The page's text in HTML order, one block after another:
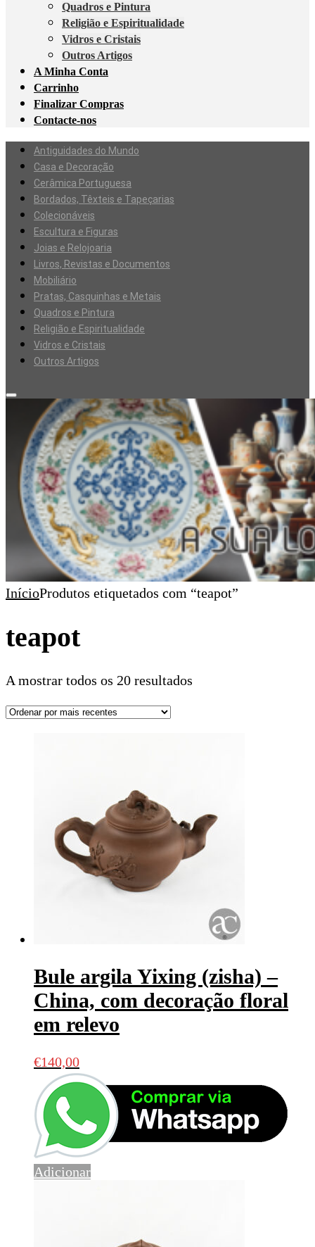
Quadros e Pintura
Religião e Espiritualidade
Vidros e Cristais
Outros Artigos
A Minha Conta
Carrinho
Finalizar Compras
Contacte-nos
Antiguidades do Mundo
Casa e Decoração
Cerâmica Portuguesa
Bordados, Têxteis e Tapeçarias
Colecionáveis
Escultura e Figuras
Joias e Relojoaria
Livros, Revistas e Documentos
Mobiliário
Pratas, Casquinhas e Metais
Quadros e Pintura
Religião e Espiritualidade
Vidros e Cristais
Outros Artigos
InícioProdutos etiquetados com “teapot”
teapot
A mostrar todos os 20 resultados
Bule argila Yixing (zisha) –
China, com decoração floral
em relevo
€140,00
Adicionar